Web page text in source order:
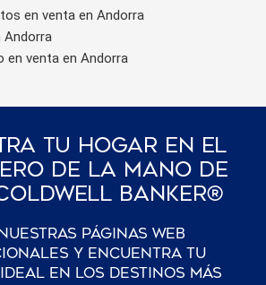
en venta en Andorra
Andorra
en venta en Andorra
Tu Hogar En El
De La Mano De
Coldwell Banker®
páginas web
y encuentra tu
en los destinos más